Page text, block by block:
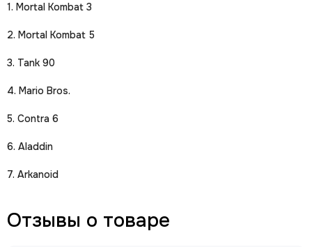
1. Mortal Kombat 3
2. Mortal Kombat 5
3. Tank 90
4. Mario Bros.
5. Contra 6
6. Aladdin
7. Arkanoid
Отзывы о товаре